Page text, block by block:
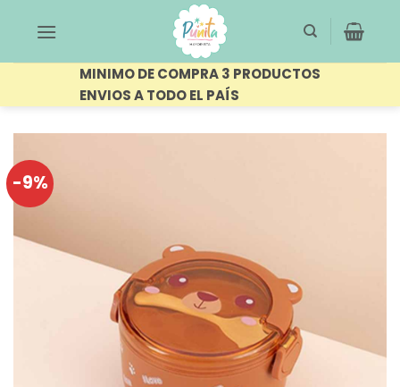
MINIMO DE COMPRA 3 PRODUCTOS
ENVIOS A TODO EL PAÍS
-9%